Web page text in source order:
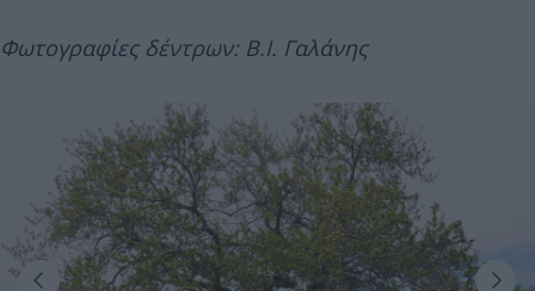
Φωτογραφίες δέντρων: Β.Ι. Γαλάνης